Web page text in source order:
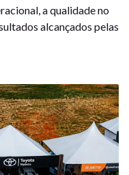
a qualidade no
alcançados pelas